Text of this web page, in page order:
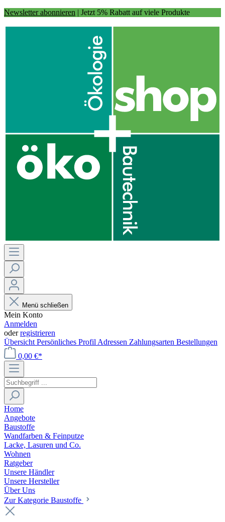
Newsletter abonnieren | Jetzt 5% Rabatt auf viele Produkte
Menü schließen
Mein Konto
Anmelden
oderregistrieren
Übersicht Persönliches Profil Adressen Zahlungsarten Bestellungen
0,00 €*
Home
Angebote
Baustoffe
Wandfarben & Feinputze
Lacke, Lasuren und Co.
Wohnen
Ratgeber
Unsere Händler
Unsere Hersteller
Über Uns
Zur Kategorie Baustoffe